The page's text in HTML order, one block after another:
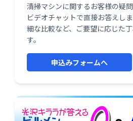
清掃マシンに関するお客様の疑
ビデオチャットで直接お答えし
細な比較など、ご要望に応じた
す。
申込みフォームへ